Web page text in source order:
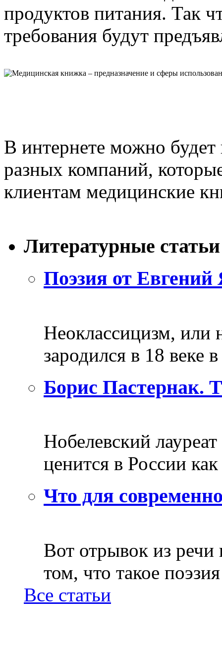
продуктов питания. Так
требования будут
В интернете можно
разных компаний,
клиентам медицинские
Литературные статьи
Поэзия от Евгений
Неоклассицизм, или
зародился в 18 веке
Борис Пастернак.
Нобелевский
ценится в России
Что для
Вот отрывок из
том, что такое
Все статьи